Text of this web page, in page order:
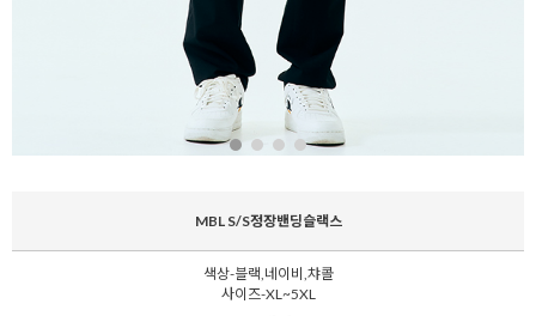
MBL S/S정장밴딩슬랙스
색상-블랙,네이비,챠콜
사이즈-XL~5XL